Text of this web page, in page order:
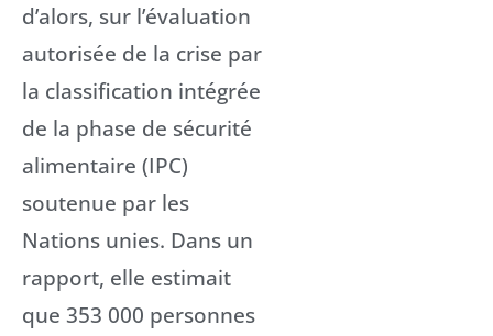
d’alors, sur l’évaluation
autorisée de la crise par
la classification intégrée
de la phase de sécurité
alimentaire (IPC)
soutenue par les
Nations unies. Dans un
rapport, elle estimait
que 353 000 personnes